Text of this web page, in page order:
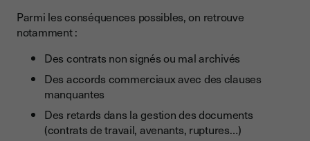
Parmi les conséquences possibles, on retrouve
notamment :
Des contrats non signés ou mal archivés
Des accords commerciaux avec des clauses
manquantes
Des retards dans la gestion des documents
(contrats de travail, avenants, ruptures…)